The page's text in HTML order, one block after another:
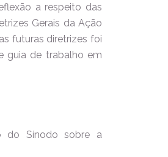
a respeito das
Gerais da Ação
futuras diretrizes foi
guia de trabalho em
do Sínodo sobre a